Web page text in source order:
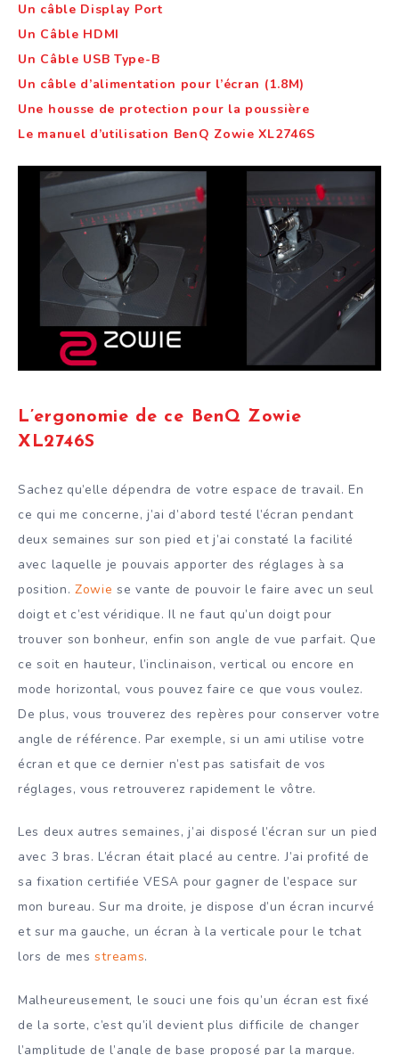
Un câble Display Port
Un Câble HDMI
Un Câble USB Type-B
Un câble d’alimentation pour l’écran (1.8M)
Une housse de protection pour la poussière
Le manuel d’utilisation BenQ Zowie XL2746S
L’ergonomie de ce BenQ Zowie
XL2746S
Sachez qu’elle dépendra de votre espace de travail. En
ce qui me concerne, j’ai d’abord testé l’écran pendant
deux semaines sur son pied et j’ai constaté la facilité
avec laquelle je pouvais apporter des réglages à sa
position. Zowie se vante de pouvoir le faire avec un seul
doigt et c’est véridique. Il ne faut qu’un doigt pour
trouver son bonheur, enfin son angle de vue parfait. Que
ce soit en hauteur, l’inclinaison, vertical ou encore en
mode horizontal, vous pouvez faire ce que vous voulez.
De plus, vous trouverez des repères pour conserver votre
angle de référence. Par exemple, si un ami utilise votre
écran et que ce dernier n’est pas satisfait de vos
réglages, vous retrouverez rapidement le vôtre.
Les deux autres semaines, j’ai disposé l’écran sur un pied
avec 3 bras. L’écran était placé au centre. J’ai profité de
sa fixation certifiée VESA pour gagner de l’espace sur
mon bureau. Sur ma droite, je dispose d’un écran incurvé
et sur ma gauche, un écran à la verticale pour le tchat
lors de messtreams.
Malheureusement, le souci une fois qu’un écran est fixé
de la sorte, c’est qu’il devient plus difficile de changer
l’amplitude de l’angle de base proposé par la marque.